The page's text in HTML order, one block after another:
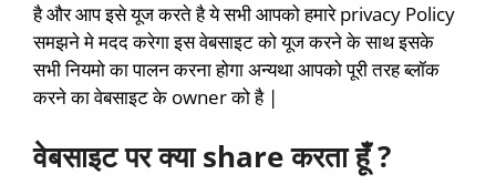
है और आप इसे यूज करते है ये सभी आपको हमारे privacy Policy
समझने मे मदद करेगा इस वेबसाइट को यूज करने के साथ इसके
सभी नियमो का पालन करना होगा अन्यथा आपको पूरी तरह ब्लॉक
करने का वेबसाइट के owner को है |
वेबसाइट पर क्या share करता हूँ ?